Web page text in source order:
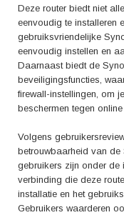
Deze router biedt niet
eenvoudig te installeren
gebruiksvriendelijke
eenvoudig instellen en
Daarnaast biedt de
beveiligingsfuncties,
firewall-instellingen, om
beschermen tegen
Volgens
betrouwbaarheid van
gebruikers zijn onder de
verbinding die deze
installatie en het
Gebruikers waarderen